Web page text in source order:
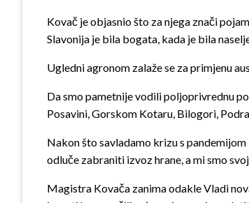
Kovač je objasnio što za njega znači
Slavonija je bila bogata, kada je bila
Ugledni agronom zalaže se za primjenu
Da smo pametnije vodili poljoprivrednu
Posavini, Gorskom Kotaru, Bilogori,
Nakon što savladamo krizu s
odluče zabraniti izvoz hrane, a mi smo
Magistra Kovača zanima odakle Vladi